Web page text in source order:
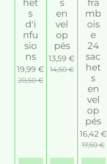
het
s
d'i
nfu
sio
ns
19,99 €
20,50 €
s
en
vel
op
pés
13,59 €
14,50 €
fra
mb
ois
e
24
sac
het
s
en
vel
op
pés
16,42 €
17,50 €